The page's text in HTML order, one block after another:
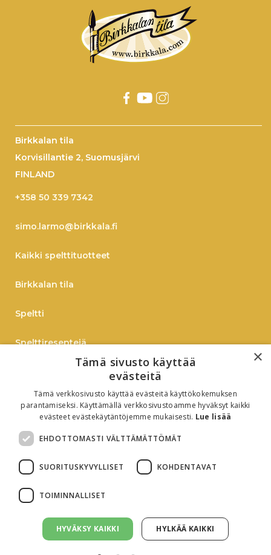
Birkkalan tila
Korvisillantie 2, Suomusjärvi
FINLAND
+358 50 339 7342
simo.larmo@birkkala.fi
Kaikki spelttituotteet
Birkkalan tila
Speltti
Spelttireseptejä
Verkkokauppaan
B2B
Oiva-raportti
×
Tämä sivusto käyttää
evästeitä
Tämä verkkosivusto käyttää evästeitä käyttökokemuksen
parantamiseksi. Käyttämällä verkkosivustoamme hyväksyt kaikki
evästeet evästekäytäntöjemme mukaisesti. Lue lisää
EHDOTTOMASTI VÄLTTÄMÄTTÖMÄT
SUORITUSKYVYLLISET KOHDENTAVAT
TOIMINNALLISET
HYVÄKSY KAIKKI HYLKÄÄ KAIKKI